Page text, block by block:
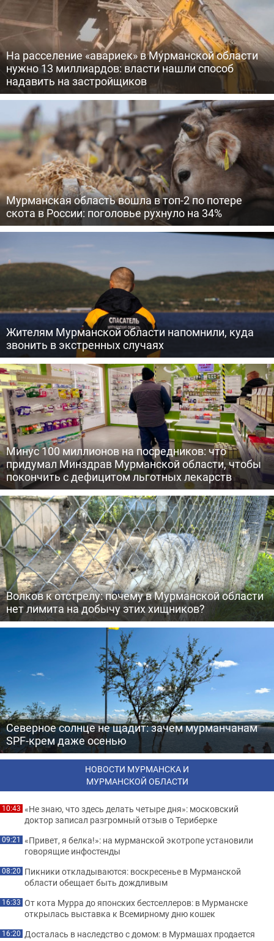
На расселение «авариек» в Мурманской области
нужно 13 миллиардов: власти нашли способ
надавить на застройщиков
Мурманская область вошла в топ-2 по потере
скота в России: поголовье рухнуло на 34%
Жителям Мурманской области напомнили, куда
звонить в экстренных случаях
Минус 100 миллионов на посредников: что
придумал Минздрав Мурманской области, чтобы
покончить с дефицитом льготных лекарств
Волков к отстрелу: почему в Мурманской области
нет лимита на добычу этих хищников?
Северное солнце не щадит: зачем мурманчанам
SPF-крем даже осенью
НОВОСТИ МУРМАНСКА И
МУРМАНСКОЙ ОБЛАСТИ
10:43 «Не знаю, что здесь делать четыре дня»: московский
доктор записал разгромный отзыв о Териберке
09:21 «Привет, я белка!»: на мурманской экотропе установили
говорящие инфостенды
08:20 Пикники откладываются: воскресенье в Мурманской
области обещает быть дождливым
16:33 От кота Мурра до японских бестселлеров: в Мурманске
открылась выставка к Всемирному дню кошек
16:20 Досталась в наследство с домом: в Мурмашах продается